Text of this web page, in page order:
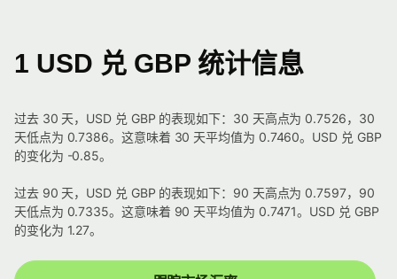
1 USD 兑 GBP 统计信息
过去 30 天，USD 兑 GBP 的表现如下：30 天高点为 0.7526，30
天低点为 0.7386。这意味着 30 天平均值为 0.7460。USD 兑 GBP
的变化为 -0.85。
过去 90 天，USD 兑 GBP 的表现如下：90 天高点为 0.7597，90
天低点为 0.7335。这意味着 90 天平均值为 0.7471。USD 兑 GBP
的变化为 1.27。